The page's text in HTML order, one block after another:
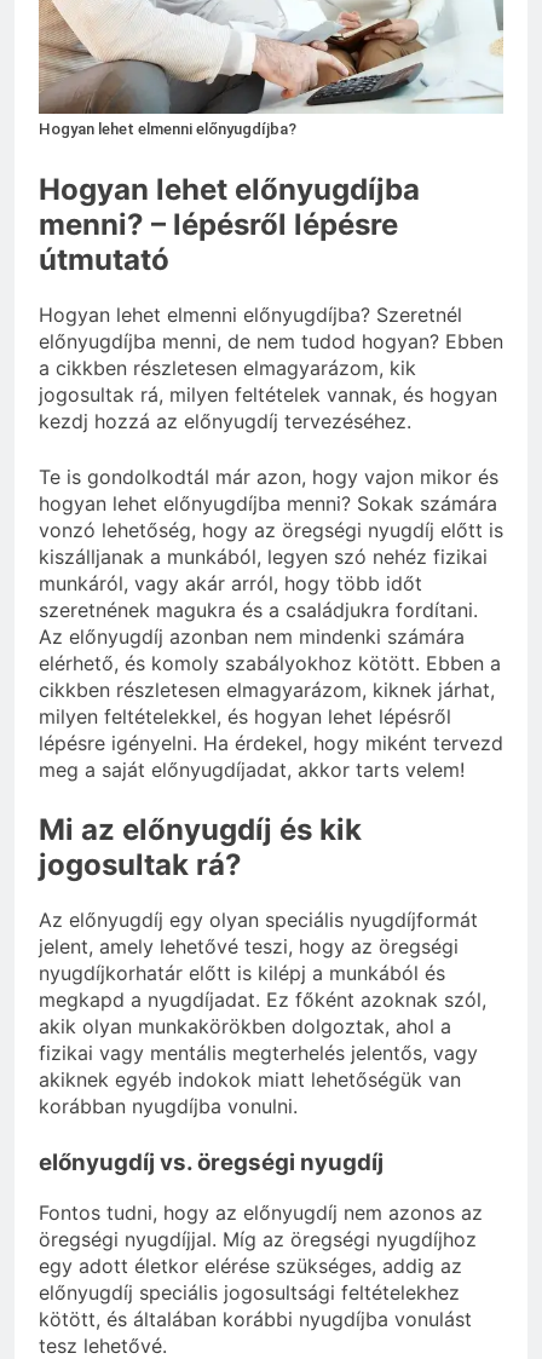
vérnyomás?
3 Nap Ezelőtt
Hogyan lehet elmenni előnyugdíjba?
Hogyan lehet előnyugdíjba
menni? – lépésről lépésre
útmutató
Hogyan lehet elmenni előnyugdíjba? Szeretnél
előnyugdíjba menni, de nem tudod hogyan? Ebben
a cikkben részletesen elmagyarázom, kik
jogosultak rá, milyen feltételek vannak, és hogyan
kezdj hozzá az előnyugdíj tervezéséhez.
Te is gondolkodtál már azon, hogy vajon mikor és
hogyan lehet előnyugdíjba menni? Sokak számára
vonzó lehetőség, hogy az öregségi nyugdíj előtt is
kiszálljanak a munkából, legyen szó nehéz fizikai
munkáról, vagy akár arról, hogy több időt
szeretnének magukra és a családjukra fordítani.
Az előnyugdíj azonban nem mindenki számára
elérhető, és komoly szabályokhoz kötött. Ebben a
cikkben részletesen elmagyarázom, kiknek járhat,
milyen feltételekkel, és hogyan lehet lépésről
lépésre igényelni. Ha érdekel, hogy miként tervezd
meg a saját előnyugdíjadat, akkor tarts velem!
Mi az előnyugdíj és kik
jogosultak rá?
Az előnyugdíj egy olyan speciális nyugdíjformát
jelent, amely lehetővé teszi, hogy az öregségi
nyugdíjkorhatár előtt is kilépj a munkából és
megkapd a nyugdíjadat. Ez főként azoknak szól,
akik olyan munkakörökben dolgoztak, ahol a
fizikai vagy mentális megterhelés jelentős, vagy
akiknek egyéb indokok miatt lehetőségük van
korábban nyugdíjba vonulni.
előnyugdíj vs. öregségi nyugdíj
Fontos tudni, hogy az előnyugdíj nem azonos az
öregségi nyugdíjjal. Míg az öregségi nyugdíjhoz
egy adott életkor elérése szükséges, addig az
előnyugdíj speciális jogosultsági feltételekhez
kötött, és általában korábbi nyugdíjba vonulást
tesz lehetővé.